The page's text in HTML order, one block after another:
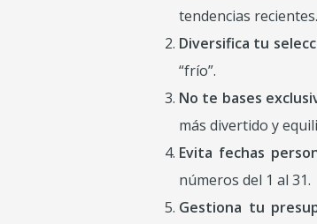
tendencias recientes.
Diversifica tu
“frío”.
No te bases
más divertido y
Evita fechas
números del 1 al 31.
Gestiona tu